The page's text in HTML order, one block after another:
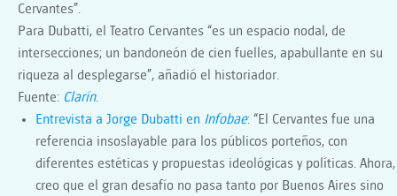
Cervantes”.
Para Dubatti, el Teatro Cervantes “es un espacio nodal, de
intersecciones; un bandoneón de cien fuelles, apabullante en su
riqueza al desplegarse”, añadió el historiador.
Fuente: Clarín.
Entrevista a Jorge Dubatti en Infobae: “El Cervantes fue una
referencia insoslayable para los públicos porteños, con
diferentes estéticas y propuestas ideológicas y políticas. Ahora,
creo que el gran desafío no pasa tanto por Buenos Aires sino